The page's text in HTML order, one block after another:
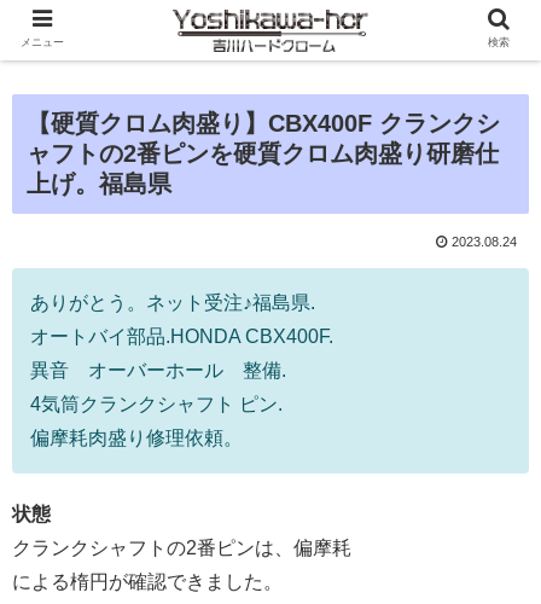
【硬質クロム肉盛り】CBX400F クランクシ
ャフトの2番ピンを硬質クロム肉盛り研磨仕
上げ。福島県
2023.08.24
ありがとう。ネット受注♪福島県.
オートバイ部品.HONDA CBX400F.
異音 オーバーホール 整備.
4気筒クランクシャフト ピン.
偏摩耗肉盛り修理依頼。
状態
クランクシャフトの2番ピンは、偏摩耗
による楕円が確認できました。
メニュー 検索